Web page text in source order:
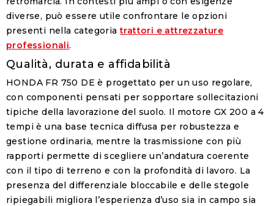
diverse, può essere utile confrontare le opzioni
presenti nella categoriatrattori e attrezzature
professionali.
Qualità, durata e affidabilità
HONDA FR 750 DE è progettato per un uso regolare,
con componenti pensati per sopportare sollecitazioni
tipiche della lavorazione del suolo. Il motore GX 200 a 4
tempi è una base tecnica diffusa per robustezza e
gestione ordinaria, mentre la trasmissione con più
rapporti permette di scegliere un’andatura coerente
con il tipo di terreno e con la profondità di lavoro. La
presenza del differenziale bloccabile e delle stegole
ripiegabili migliora l’esperienza d’uso sia in campo sia